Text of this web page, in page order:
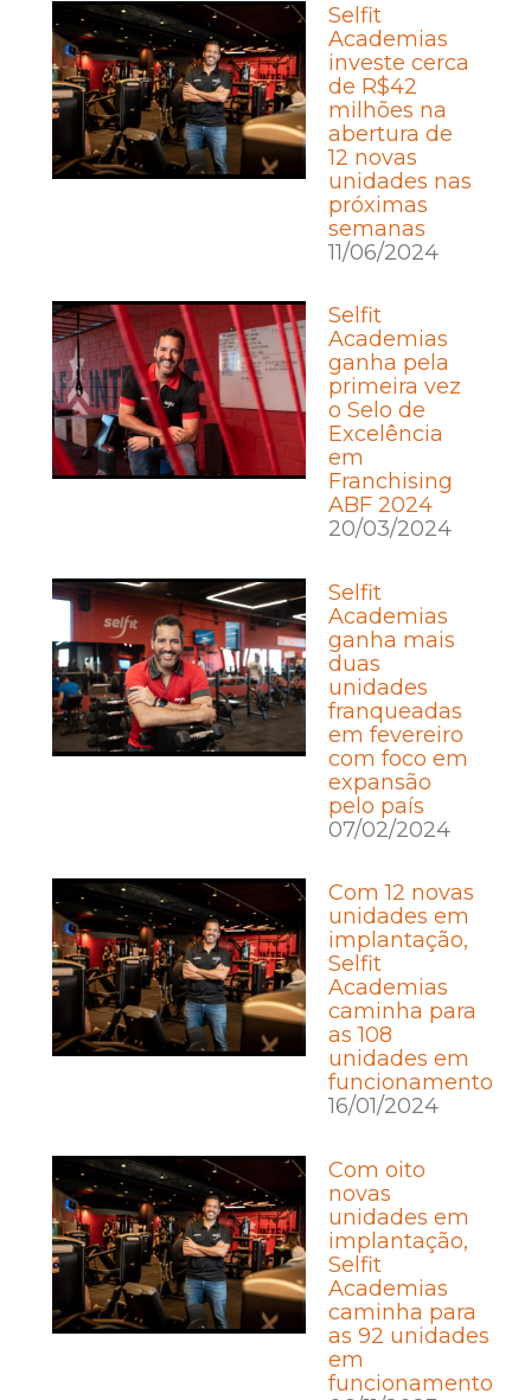
Selfit
Academias
investe cerca
de R$42
milhões na
abertura de
12 novas
unidades nas
próximas
semanas
11/06/2024
Selfit
Academias
ganha pela
primeira vez
o Selo de
Excelência
em
Franchising
ABF 2024
20/03/2024
Selfit
Academias
ganha mais
duas
unidades
franqueadas
em fevereiro
com foco em
expansão
pelo país
07/02/2024
Com 12 novas
unidades em
implantação,
Selfit
Academias
caminha para
as 108
unidades em
funcionamento
16/01/2024
Com oito
novas
unidades em
implantação,
Selfit
Academias
caminha para
as 92 unidades
em
funcionamento